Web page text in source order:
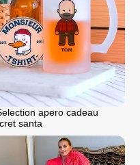
apero cadeau
santa